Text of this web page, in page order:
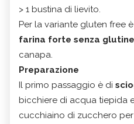
> 1 bustina di lievito.
Per la variante gluten free
farina forte senza glutine
canapa.
Preparazione
Il primo passaggio è di
bicchiere di acqua tiepida
cucchiaino di zucchero